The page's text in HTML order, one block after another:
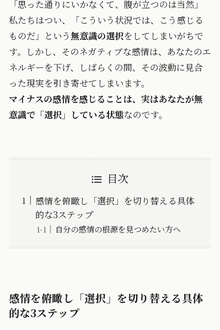
「思った通りにいかなくて、腹が立つのは当然」
私たちはつい、「こういう状況では、こう感じる
ものだ」という無意識の選択をしてしまいがちで
す。しかし、そのネガティブな感情は、あなたのエ
ネルギーを下げ、しばらくの間、その波動に見合
った現実を引き寄せてしまいます。
マイナスの感情を感じることは、実はあなたが無
意識で「選択」している状態なのです。
目次
感情を俯瞰し「選択」を切り替える具体
的な3ステップ
自分の感情の根源を見つめたい方へ
感情を俯瞰し「選択」を切り替える具体
的な3ステップ